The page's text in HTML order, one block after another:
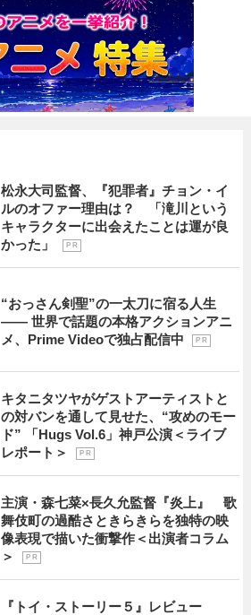
松永大司監督、『犯罪者』チョン・イ
ルのオファー理由は？ 「滝川という
キャラクターに出会えたことは運が良
かった」
P R
“おっさん剣聖”の一太刀に宿る人生
―― 世界で話題の本格アクションアニ
メ、Prime Videoで独占配信中
P R
キタニタツヤがゲストアーティストと
の対バンを通して見せた、“攻めのモー
ド” 「Hugs Vol.6」神戸公演＜ライブ
レポート＞
P R
主演・森七菜×長久允監督『炎上』 歌
舞伎町の過酷さときらきらを独特の映
像表現で描いた衝撃作＜出演者コラム
＞
P R
『トイ・ストーリー５』レビュー